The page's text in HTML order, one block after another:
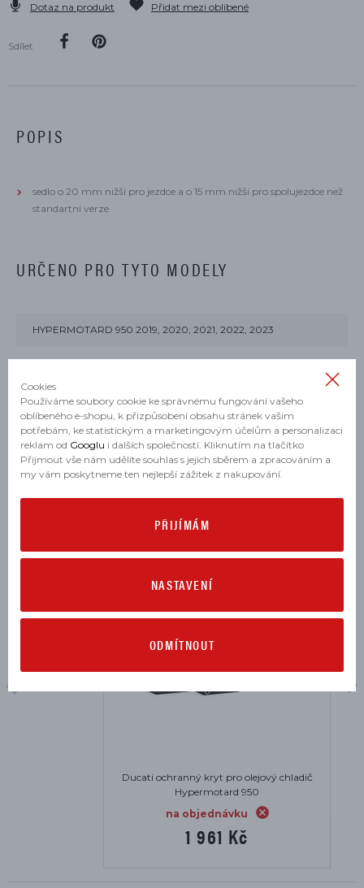
Dotaz na produkt Přidat mezi oblíbené
Sdílet
POPIS
sedlo o 20 mm nižší pro jezdce a o 15 mm nižší pro spolujezdce než
standartní verze
URČENO PRO TYTO MODELY
HYPERMOTARD 950 2019, 2020, 2021, 2022, 2023
HYPERMOTARD 950 RVE 2021, 2022, 2023
HYPERMOTARD 950 SP 2019, 2020, 2021, 2022, 2023
Ducati ochranný kryt pro olejový chladič
Hypermotard 950
na objednávku
1 961 Kč
Cookies
Používáme soubory cookie ke správnému fungování vašeho
oblíbeného e-shopu, k přizpůsobení obsahu stránek vašim
potřebám, ke statistickým a marketingovým účelům a personalizaci
reklam od Googlu i dalších společností. Kliknutím na tlačítko
Přijmout vše nám udělíte souhlas s jejich sběrem a zpracováním a
my vám poskytneme ten nejlepší zážitek z nakupování.
PŘIJÍMÁM
NASTAVENÍ
ODMÍTNOUT